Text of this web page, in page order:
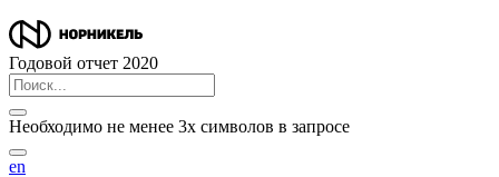
Годовой отчет 2020
Необходимо не менее 3х символов в запросе
en